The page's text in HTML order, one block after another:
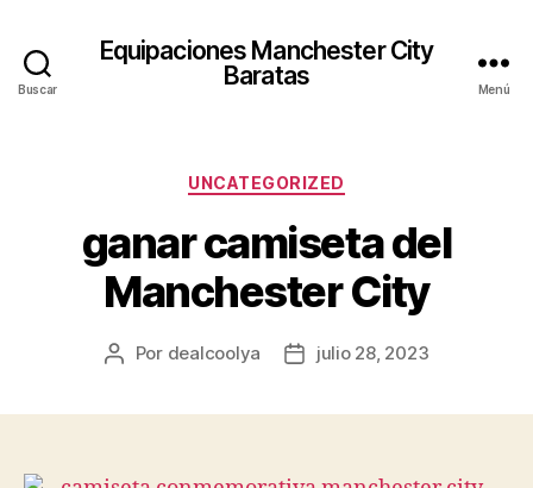
Buscar
Equipaciones Manchester City
Baratas
Menú
Categorías
UNCATEGORIZED
ganar camiseta del
Manchester City
Autor
Por dealcoolya
Fechajulio 28, 2023